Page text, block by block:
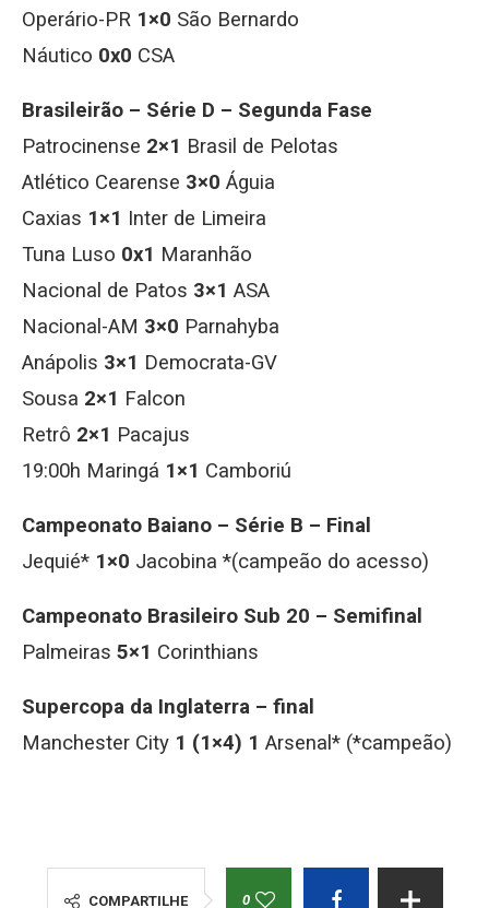
Operário-PR 1×0 São Bernardo
Náutico 0x0 CSA
Brasileirão – Série D – Segunda Fase
Patrocinense 2×1 Brasil de Pelotas
Atlético Cearense 3×0 Águia
Caxias 1×1 Inter de Limeira
Tuna Luso 0x1 Maranhão
Nacional de Patos 3×1 ASA
Nacional-AM 3×0 Parnahyba
Anápolis 3×1 Democrata-GV
Sousa 2×1 Falcon
Retrô 2×1 Pacajus
19:00h Maringá 1×1 Camboriú
Campeonato Baiano – Série B – Final
Jequié* 1×0 Jacobina *(campeão do acesso)
Campeonato Brasileiro Sub 20 – Semifinal
Palmeiras 5×1 Corinthians
Supercopa da Inglaterra – final
Manchester City 1 (1×4) 1 Arsenal* (*campeão)
COMPARTILHE 0